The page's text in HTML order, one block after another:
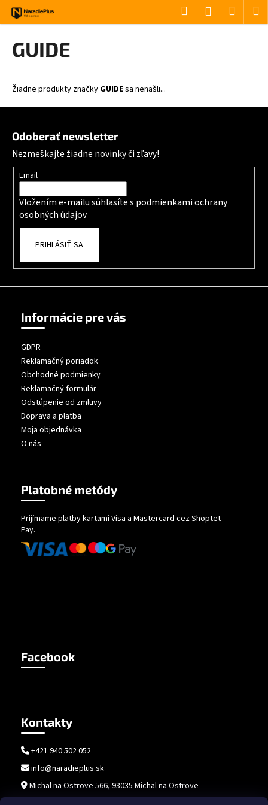
Prejsť na obsah HľadaťPrihlásenie
GUIDE
Žiadne produkty značky GUIDEsa nenašli...
Košík
o
p
o
t
r
e
b
e
n
á
HĽADAŤ
Odoberať newsletter
Nezmeškajte žiadne novinky či zľavy!
Email
Vložením e-mailu súhlasíte s podmienkami ochrany
osobných údajov
PRIHLÁSIŤ SA
Informácie pre vás
GDPR
Reklamačný poriadok
Obchodné podmienky
Reklamačný formulár
Odstúpenie od zmluvy
Doprava a platba
Moja objednávka
O nás
Platobné metódy
Prijímame platby kartami Visa a Mastercard cez Shoptet
Pay.
Facebook
Kontakty
+421 940 502 052
info@naradieplus.sk
Michal na Ostrove 566, 93035 Michal na Ostrove